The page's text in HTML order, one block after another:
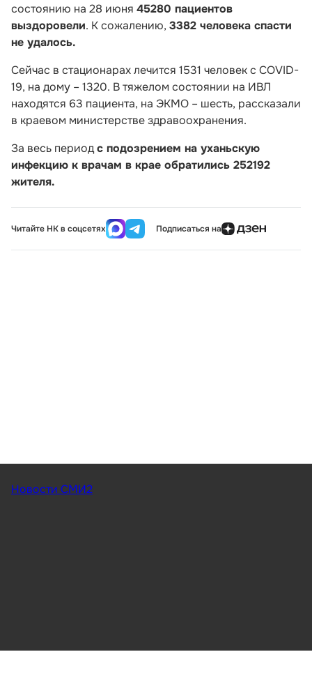
состоянию на 28 июня 45280 пациентов
выздоровели. К сожалению, 3382 человека спасти
не удалось.
Сейчас в стационарах лечится 1531 человек с COVID-
19, на дому – 1320. В тяжелом состоянии на ИВЛ
находятся 63 пациента, на ЭКМО – шесть, рассказали
в краевом министерстве здравоохранения.
За весь периодс подозрением на уханьскую
инфекцию к врачам в крае обратились 252192
жителя.
Читайте НК в соцсетях Подписаться на
Новости СМИ2